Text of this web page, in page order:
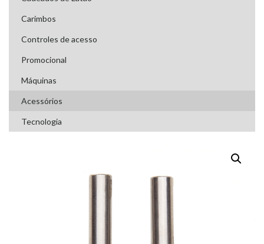
Carimbos
Controles de acesso
Promocional
Máquinas
Acessórios
Tecnologia